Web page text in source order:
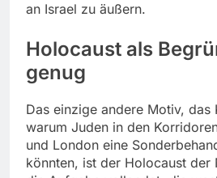
an Israel zu äußern.
Holocaust als
genug
Das einzige andere Motiv, das
warum Juden in den
und London eine
könnten, ist der Holocaust der